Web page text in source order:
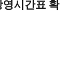
시간표 확